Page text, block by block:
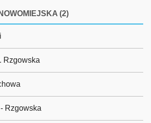
(2)
Rzgowska
Rzgowska